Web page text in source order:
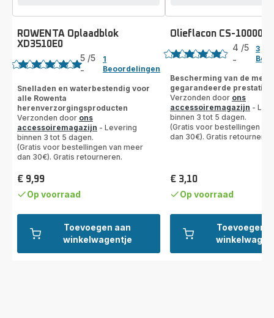
Toevoegen aan
winkelwagentje
ROWENTA Oplaadblok
XD3510E0
Beoordeling
met
5
sterren
(gemiddeld)
5 /5
-
1
Beoordelingen
Snelladen en waterbestendig voor
alle Rowenta
herenverzorgingsproducten
Verzonden door ons
accessoiremagazijn - Levering
binnen 3 tot 5 dagen.
(Gratis voor bestellingen van meer
dan 30€). Gratis retourneren.
Prijs
€ 9,99
Op voorraad
Toevoegen
Olieflacon CS-
Beoordeling
met
4
sterren
(gemiddeld)
4 /5
-
3
Bescherming van de
gegarandeerde prestaties
Verzonden door ons
accessoiremagazijn -
binnen 3 tot 5 dagen.
(Gratis voor bestellingen
dan 30€). Gratis
Prijs
€ 3,10
Op voorraad